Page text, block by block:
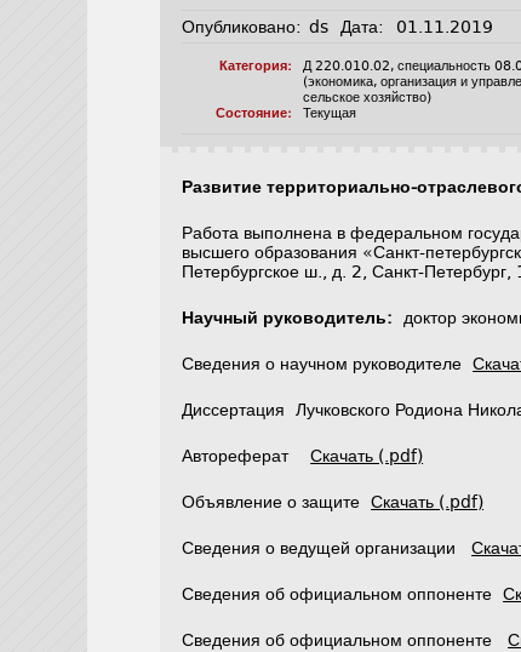
Опубликовано: ds Дата: 01.11.2019
Категория: Д 220.010.02,специальность
(экономика, организация и
сельское хозяйство)
Состояние:
Текущая
Развитие территориально-
Работа выполнена в федеральном
высшего образования «Санкт-
Петербургское ш., д. 2, Санкт-
Научный руководитель: доктор
Сведения о научном руководителе
Диссертация Лучковского Родиона
АвторефератСкачать (.pdf)
Объявление о защитеСкачать (.pdf)
Сведения о ведущей организации
Сведения об официальном оппоненте
Сведения об официальном оппоненте